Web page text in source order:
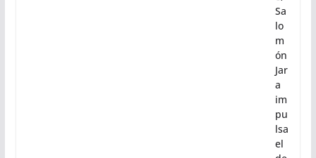
Sa
lo
m
ón
Jar
a
im
pu
lsa
el